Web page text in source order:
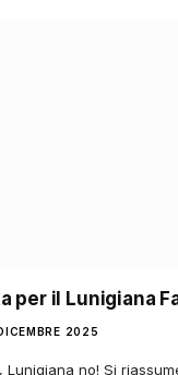
per il Lunigiana
2025
Lunigiana no! Si